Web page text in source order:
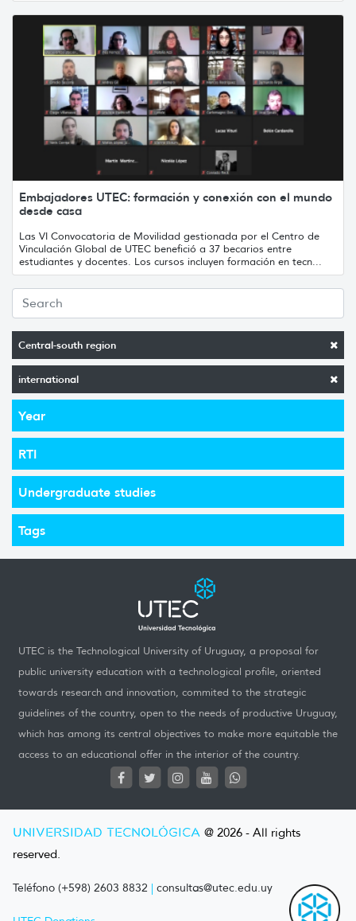
Central-south region
international
Year
RTI
Undergraduate studies
Tags
Embajadores UTEC: formación y conexión con el mundo
desde casa
Las VI Convocatoria de Movilidad gestionada por el Centro de
Vinculación Global de UTEC benefició a 37 becarios entre
estudiantes y docentes. Los cursos incluyen formación en tecn...
UTEC is the Technological University of Uruguay, a proposal for
public university education with a technological profile, oriented
towards research and innovation, commited to the strategic
guidelines of the country, open to the needs of productive Uruguay,
which has among its central objectives to make more equitable the
access to an educational offer in the interior of the country.
UNIVERSIDAD TECNOLÓGICA @ 2026 - All rights
reserved.
Teléfono (+598) 2603 8832 | consultas@utec.edu.uy